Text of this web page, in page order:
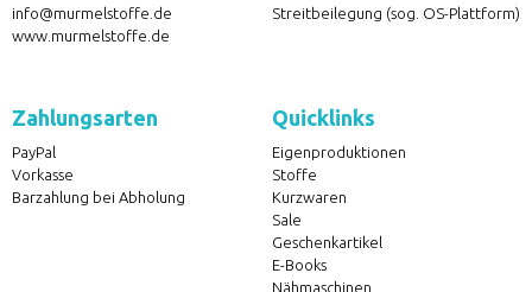
info@murmelstoffe.de
www.murmelstoffe.de
Streitbeilegung (sog. OS-Plattform)
Zahlungsarten
PayPal
Vorkasse
Barzahlung bei Abholung
Quicklinks
Eigenproduktionen
Stoffe
Kurzwaren
Sale
Geschenkartikel
E-Books
Nähmaschinen